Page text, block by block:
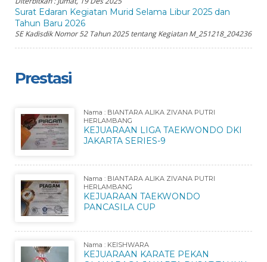
Surat Edaran Kegiatan Murid Selama Libur 2025 dan
Tahun Baru 2026
SE Kadisdik Nomor 52 Tahun 2025 tentang Kegiatan M_251218_204236
Prestasi
Nama : BIANTARA ALIKA ZIVANA PUTRI
HERLAMBANG
KEJUARAAN LIGA TAEKWONDO DKI
JAKARTA SERIES-9
Nama : BIANTARA ALIKA ZIVANA PUTRI
HERLAMBANG
KEJUARAAN TAEKWONDO
PANCASILA CUP
Nama : KEISHWARA
KEJUARAAN KARATE PEKAN